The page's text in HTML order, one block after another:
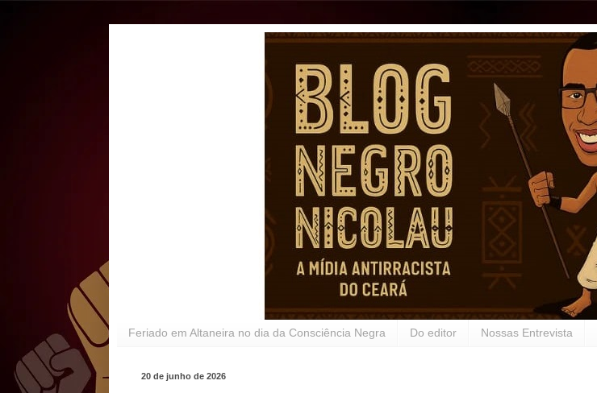
Feriado em Altaneira no dia da Consciência Negra Do editor Nossas Entrevista
20 de junho de 2026